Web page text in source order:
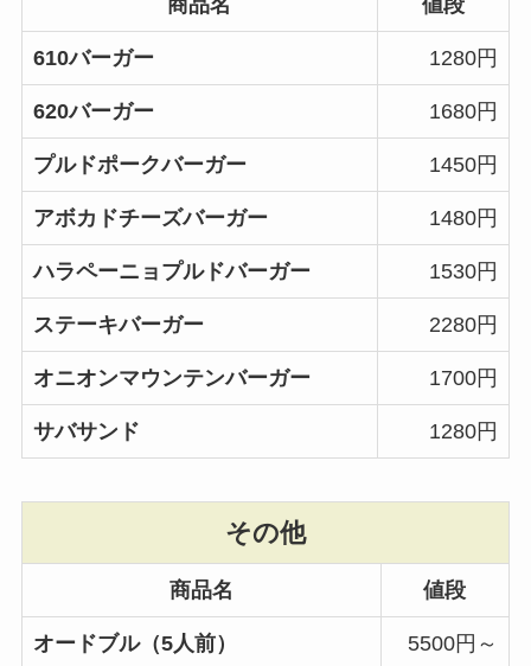
610バーガー 1280円
620バーガー 1680円
プルドポークバーガー 1450円
アボカドチーズバーガー 1480円
ハラペーニョプルドバーガー 1530円
ステーキバーガー 2280円
オニオンマウンテンバーガー 1700円
サバサンド 1280円
その他
商品名 値段
オードブル（5人前） 5500円～